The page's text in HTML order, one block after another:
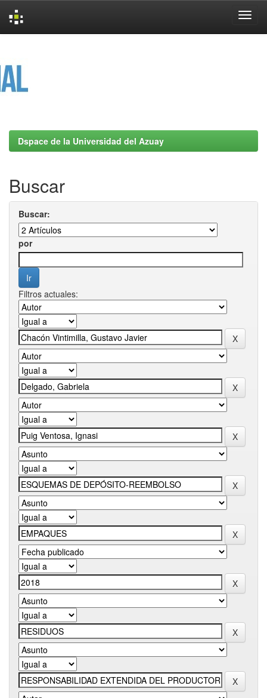
Dspace de la Universidad del Azuay
Buscar
Buscar:
por
Filtros actuales: